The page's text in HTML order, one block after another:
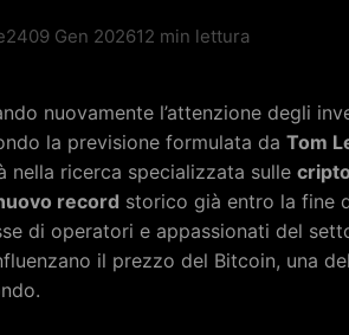
09 Gen 202612 min lettura
nuovamente l’attenzione degli
la previsione formulata da Tom
nella ricerca specializzata sulle
record storico già entro la fine
di operatori e appassionati del
il prezzo del Bitcoin, una